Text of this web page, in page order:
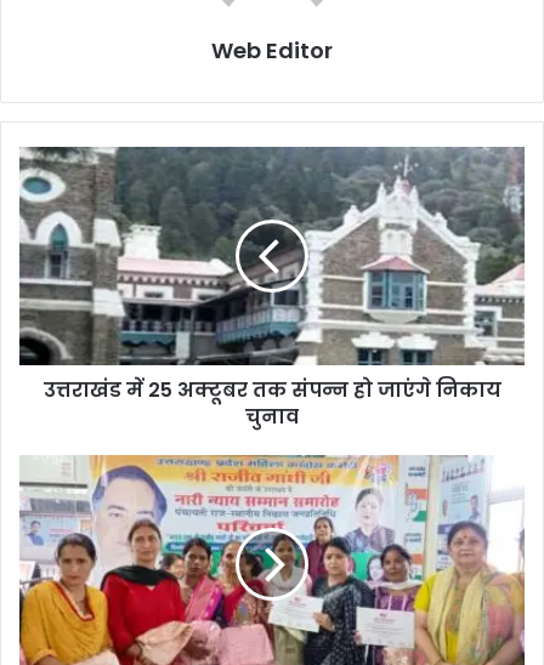
Web Editor
उत्तराखंड में 25 अक्टूबर तक संपन्न हो जाएंगे निकाय
चुनाव